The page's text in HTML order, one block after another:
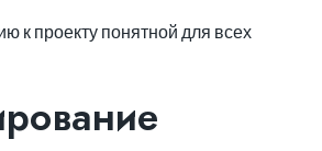
к проекту понятной для всех